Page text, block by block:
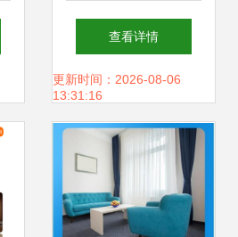
牌力量驱动未来生
活
查看详情
更新时间：2026-08-06
13:31:16